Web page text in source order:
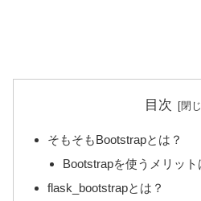
目次
そもそもBootstrapとは？
Bootstrapを使うメリット
flask_bootstrapとは？